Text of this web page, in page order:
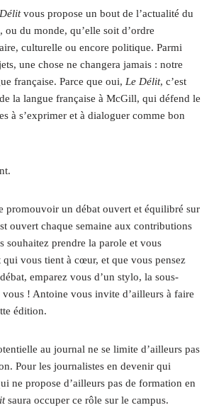
vous propose un bout de l’actualité du
ou du monde, qu’elle soit d’ordre
culturelle ou encore politique. Parmi
une chose ne changera jamais : notre
française. Parce que oui, Le Délit, c’est
la langue française à McGill, qui défend le
à s’exprimer et à dialoguer comme bon
promouvoir un débat ouvert et équilibré sur
ouvert chaque semaine aux contributions
souhaitez prendre la parole et vous
vous tient à cœur, et que vous pensez
emparez vous d’un stylo, la sous-
! Antoine vous invite d’ailleurs à faire
édition.
au journal ne se limite d’ailleurs pas
Pour les journalistes en devenir qui
ne propose d’ailleurs pas de formation en
saura occuper ce rôle sur le campus.